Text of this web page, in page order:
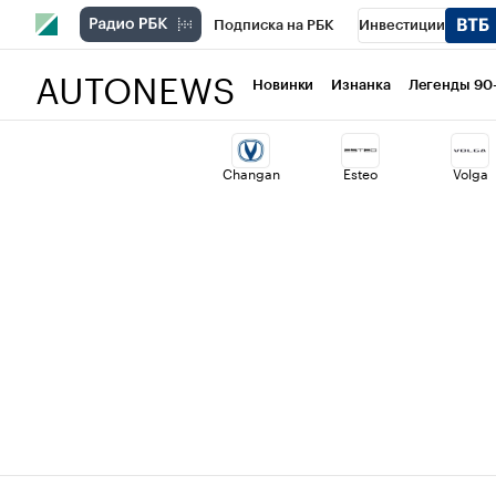
Подписка на РБК Инвестиции
Национальные проекты Город
Кредитные рейтинги Франшизы
AUTONEWS Новинки Изнанка Легенды
Changan Esteo Volga